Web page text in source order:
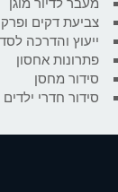
מעבר לדיור מוגן
צביעת דקים
ייעוץ והדרכה
פתרונות אחסון
סידור מחסן
סידור חדרי ילדים